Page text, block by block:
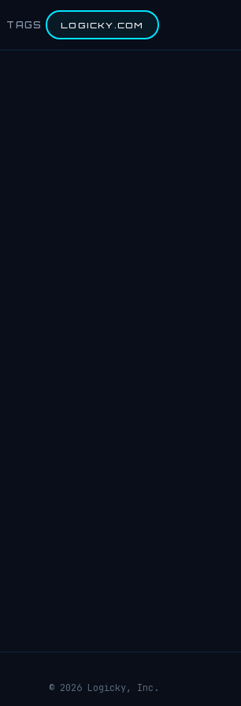
TAGS LOGICKY.COM
© 2026 Logicky, Inc.